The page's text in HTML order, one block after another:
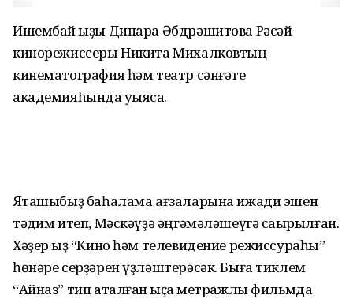
Ишембай ҡыҙы Динара Әбдрәшитова Рәсәй
кинорежиссеры Никита Михалковтың
кинематография һәм театр сәнғәте
академияһында уҡыясаҡ.
Яҡташыбыҙ баһалама ағзаларына ижади эшен
тәҡдим итеп, Мәскәүҙә әңгәмәләшеүгә саҡырылған.
Хәҙер ҡыҙ “Кино һәм телевидение режиссураһы”
һөнәре серҙәрен үҙләштерәсәк. Быға тиклем
“Айназ” тип аталған ҡыҫҡа метражлы фильмда